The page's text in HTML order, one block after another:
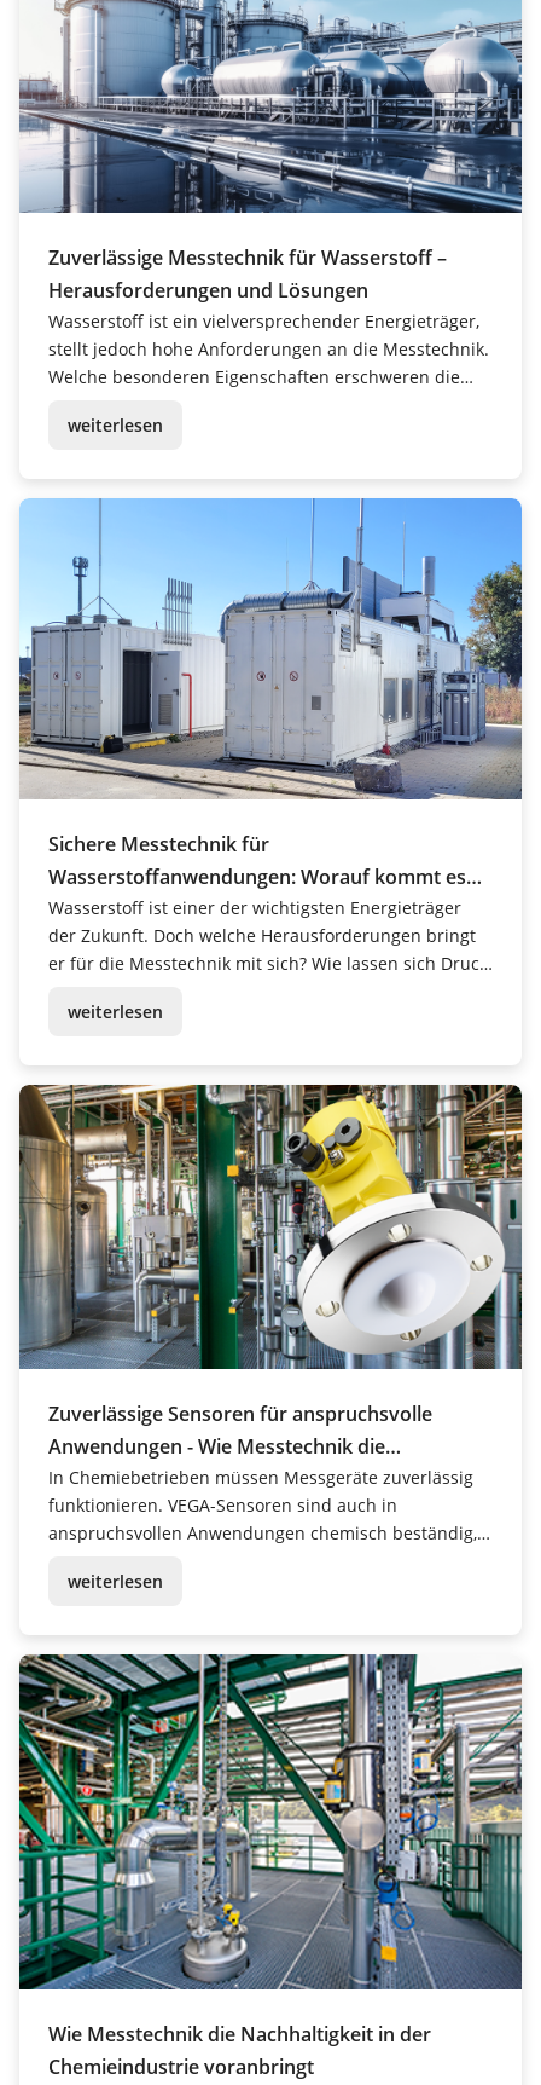
Zuverlässige Messtechnik für Wasserstoff –
Herausforderungen und Lösungen
Wasserstoff ist ein vielversprechender Energieträger,
stellt jedoch hohe Anforderungen an die Messtechnik.
Welche besonderen Eigenschaften erschweren die
bei Hochdruck- und Kryo-Anwendungen? Und welche
weiterlesen
Sichere Messtechnik für
Wasserstoffanwendungen: Worauf kommt es
an?
Wasserstoff ist einer der wichtigsten Energieträger
der Zukunft. Doch welche Herausforderungen bringt
er für die Messtechnik mit sich? Wie lassen sich Druck
messen? Und welche technischen Lösungen bieten
weiterlesen
Zuverlässige Sensoren für anspruchsvolle
Anwendungen - Wie Messtechnik die
Chemieindustrie sichert
In Chemiebetrieben müssen Messgeräte zuverlässig
funktionieren. VEGA-Sensoren sind auch in
anspruchsvollen Anwendungen chemisch beständig,
weiterlesen
Wie Messtechnik die Nachhaltigkeit in der
Chemieindustrie voranbringt